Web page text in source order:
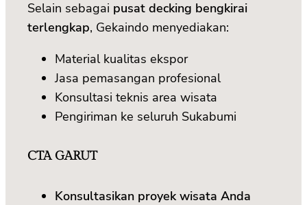
Selain sebagai pusat decking bengkirai
terlengkap, Gekaindo menyediakan:
Material kualitas ekspor
Jasa pemasangan profesional
Konsultasi teknis area wisata
Pengiriman ke seluruh Sukabumi
CTA GARUT
Konsultasikan proyek wisata Anda